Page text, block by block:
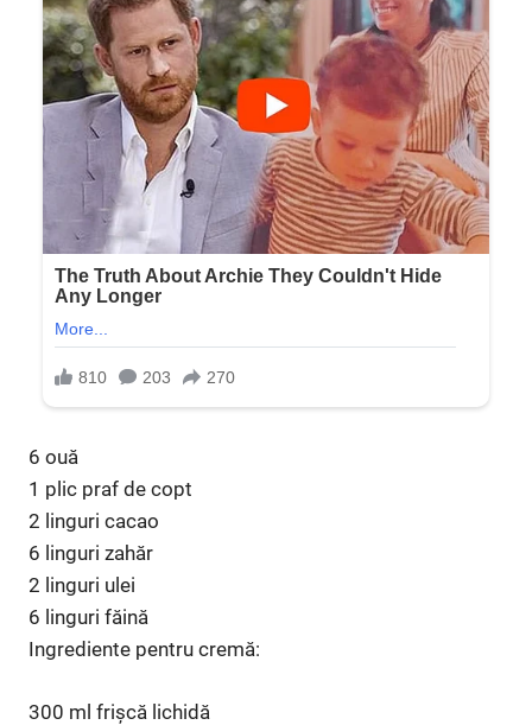
6 ouă
1 plic praf de copt
2 linguri cacao
6 linguri zahăr
2 linguri ulei
6 linguri făină
Ingrediente pentru cremă:
300 ml frișcă lichidă